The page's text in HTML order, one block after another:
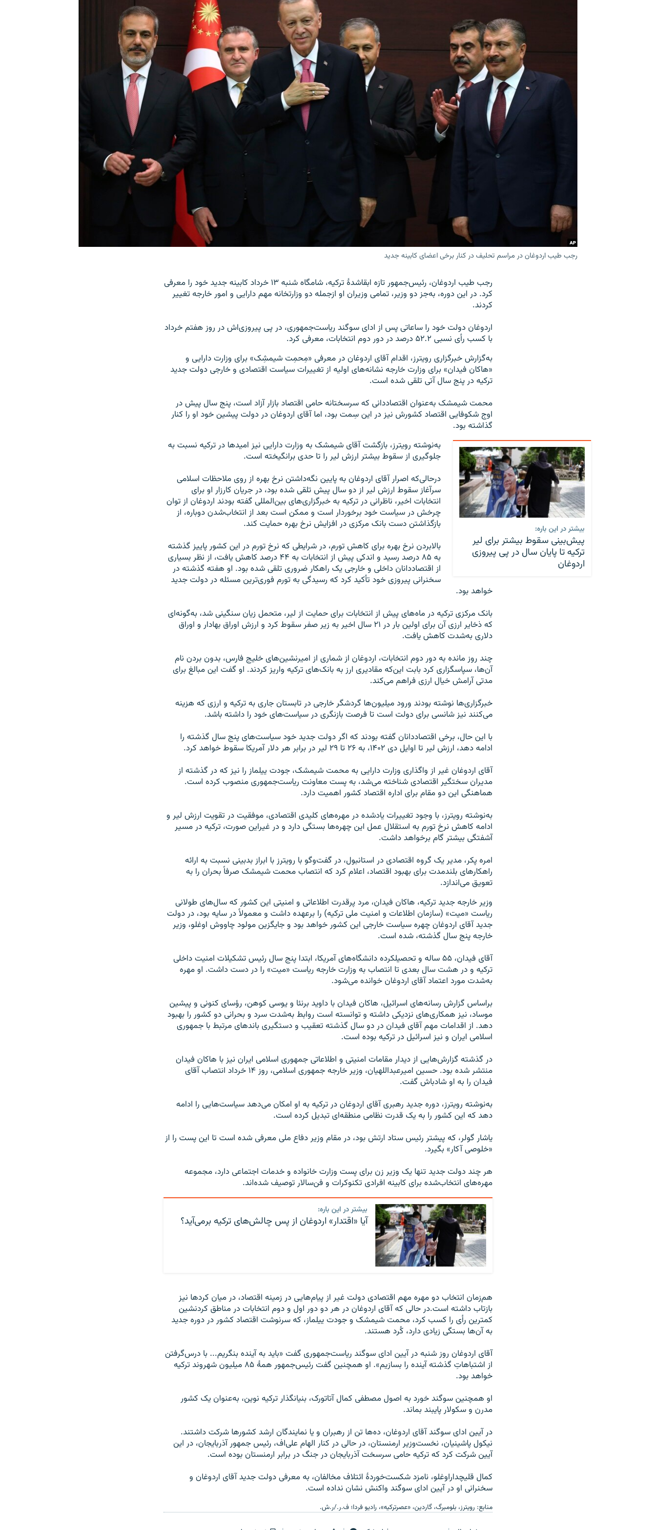
رجب طیب اردوغان در مراسم تحلیف در کنار برخی اعضای کابینه جدید
رجب طیب اردوغان، رئیس‌جمهور تازه ابقاشدۀ ترکیه، شامگاه شنبه ۱۳ خرداد کابینه جدید خود را معرفی
کرد. در این دوره، به‌جز دو وزیر، تمامی وزیران او ازجمله دو وزارتخانه‌ مهم دارایی و امور خارجه تغییر
کردند.
اردوغان دولت خود را ساعاتی پس از ادای سوگند ریاست‌جمهوری، در پی پیروزی‌اش در روز هفتم خرداد
با کسب رأی نسبی ۵۲.۲ درصد در دور دوم انتخابات، معرفی کرد.
به‌گزارش خبرگزاری رویترز، اقدام آقای اردوغان در معرفی «مِحمِت شیمشِک» برای وزارت دارایی و
«هاکان فیدان» برای وزارت خارجه نشانه‌های اولیه از تغییرات سیاست اقتصادی و خارجی دولت جدید
ترکیه در پنج سال آتی تلقی شده است.
محمت شیمشک به‌عنوان اقتصاددانی که سرسختانه حامی اقتصاد بازار آزاد است، پنج سال پیش در
اوج شکوفایی اقتصاد کشورش نیز در این سِمت بود، اما آقای اردوغان در دولت پیشین خود او را کنار
گذاشته بود.
بیشتر در این باره:
پیش‌بینی سقوط بیشتر برای لیر
ترکیه تا پایان سال در پی پیروزی
اردوغان
به‌نوشته رویترز، بازگشت آقای شیمشک به وزارت دارایی نیز امیدها در ترکیه نسبت به
جلوگیری از سقوط بیشتر ارزش لیر را تا حدی برانگیخته است.
درحالی‌که اصرار آقای اردوغان به پایین نگه‌داشتن نرخ بهره از روی ملاحظات اسلامی
سرآغاز سقوط ارزش لیر از دو سال پیش تلقی شده بود، در جریان کارزار او برای
انتخابات اخیر، ناظرانی در ترکیه به خبرگزاری‌های بین‌المللی گفته بودند اردوغان از توان
چرخش در سیاست خود برخوردار است و ممکن است بعد از انتخاب‌شدن دوباره، از
بازگذاشتن دست بانک مرکزی در افزایش نرخ بهره حمایت کند.
بالابردن نرخ بهره برای کاهش تورم، در شرایطی که نرخ تورم در این کشور پاییز گذشته
به ۸۵ درصد رسید و اندکی پیش از انتخابات به ۴۴ درصد کاهش یافت، از نظر بسیاری
از اقتصاددانان داخلی و خارجی یک راهکار ضروری تلقی شده بود. او هفته گذشته در
سخنرانی پیروزی خود تأکید کرد که رسیدگی به تورم فوری‌ترین مسئله در دولت جدید
خواهد بود.
بانک مرکزی ترکیه در ماه‌های پیش از انتخابات برای حمایت از لیر، متحمل زیان سنگینی شد، به‌گونه‌ای
که ذخایر ارزی آن برای اولین بار در ۲۱ سال اخیر به زیر صفر سقوط کرد و ارزش اوراق بهادار و اوراق
دلاری به‌شدت کاهش یافت.
چند روز مانده به دور دوم انتخابات، اردوغان از شماری از امیرنشین‌های خلیج فارس، بدون بردن نام
آن‌ها، سپاسگزاری کرد بابت این‌که مقادیری ارز به بانک‌های ترکیه واریز کردند. او گفت این مبالغ برای
مدتی آرامش خیال ارزی فراهم می‌کند.
خبرگزاری‌ها نوشته بودند ورود میلیون‌ها گردشگر خارجی در تابستان جاری به ترکیه و ارزی که هزینه
می‌کنند نیز شانسی برای دولت است تا فرصت بازنگری در سیاست‌های خود را داشته باشد.
با این حال، برخی اقتصاددانان گفته بودند که اگر دولت جدید خود سیاست‌های پنج سال گذشته را
ادامه دهد، ارزش لیر تا اوایل دی ۱۴۰۲، به ۲۶ تا ۲۹ لیر در برابر هر دلار آمریکا سقوط خواهد کرد.
آقای اردوغان غیر از واگذاری وزارت دارایی به محمت شیمشک، جودت ییلماز را نیز که در گذشته از
مدیران سختگیر اقتصادی شناخته می‌شد، به پست معاونت ریاست‌جمهوری منصوب کرده است.
هماهنگی این دو مقام برای اداره اقتصاد کشور اهمیت دارد.
به‌نوشته رویترز، با وجود تغییرات یادشده در مهره‌های کلیدی اقتصادی، موفقیت در تقویت ارزش لیر و
ادامه کاهش نرخ تورم به استقلال عمل این چهره‌ها بستگی دارد و در غیراین صورت، ترکیه در مسیر
آشفتگی بیشتر گام برخواهد داشت.
امره پکر، مدیر یک گروه اقتصادی در استانبول، در گفت‌وگو با رویترز با ابراز بدبینی نسبت به ارائه
راهکارهای بلندمدت برای بهبود اقتصاد، اعلام کرد که انتصاب محمت شیمشک صرفاً بحران را به
تعویق می‌اندازد.
وزیر خارجه جدید ترکیه، هاکان فیدان، مرد پرقدرت اطلاعاتی و امنیتی این کشور که سال‌های طولانی
ریاست «میت» (سازمان اطلاعات و امنیت ملی ترکیه) را برعهده داشت و معمولاً در سایه بود، در دولت
جدید آقای اردوغان چهره سیاست خارجی این کشور خواهد بود و جایگزین مولود چاووش اوغلو، وزیر
خارجه پنج سال گذشته، شده است.
آقای فیدان، ۵۵ ساله و تحصیلکرده دانشگاه‌های آمریکا، ابتدا پنج سال رئیس تشکیلات امنیت داخلی
ترکیه و در هشت سال بعدی تا انتصاب به وزارت خارجه ریاست «میت» را در دست داشت. او مهره
به‌شدت مورد اعتماد آقای اردوغان خوانده می‌شود.
براساس گزارش رسانه‌های اسرائیل، هاکان فیدان با داوید برنئا و یوسی کوهن، رؤسای کنونی و پیشین
موساد، نیز همکاری‌های نزدیکی داشته و توانسته است روابط به‌شدت سرد و بحرانی دو کشور را بهبود
دهد. از اقدامات مهم آقای فیدان در دو سال گذشته تعقیب و دستگیری باندهای مرتبط با جمهوری
اسلامی ایران و نیز اسرائیل در ترکیه بوده است.
در گذشته گزارش‌هایی از دیدار مقامات امنیتی و اطلاعاتی جمهوری اسلامی ایران نیز با هاکان فیدان
منتشر شده بود. حسین امیرعبداللهیان، وزیر خارجه جمهوری اسلامی، روز ۱۴ خرداد انتصاب آقای
فیدان را به او شادباش گفت.
به‌نوشته رویترز، دوره جدید رهبری آقای اردوغان در ترکیه به او امکان می‌دهد سیاست‌هایی را ادامه
دهد که این کشور را به یک قدرت نظامی منطقه‌ای تبدیل کرده است.
یاشار گولر، که پیشتر رئیس ستاد ارتش بود، در مقام وزیر دفاع ملی معرفی شده است تا این پست را از
«خلوصی آکار» بگیرد.
هر چند دولت جدید تنها یک وزیر زن برای پست وزارت خانواده و خدمات اجتماعی دارد، مجموعه
مهره‌های انتخاب‌شده برای کابینه افرادی تکنوکرات و فن‌سالار توصیف شده‌اند.
بیشتر در این باره:
آیا «اقتدار» اردوغان از پس چالش‌های ترکیه برمی‌آید؟
هم‌زمان انتخاب دو مهره مهم اقتصادی دولت غیر از پیام‌هایی در زمینه اقتصاد، در میان کردها نیز
بازتاب داشته است.در حالی که آقای اردوغان در هر دو دور اول و دوم انتخابات در مناطق کردنشین
کمترین رأی را کسب کرد، محمت شیمشک و جودت ییلماز، که سرنوشت اقتصاد کشور در دوره جدید
به آن‌ها بستگی زیادی دارد، کُرد هستند.
آقای اردوغان روز شنبه در آیین ادای سوگند ریاست‌جمهوری گفت «باید به آینده بنگریم... با درس‌گرفتن
از اشتباهاتِ گذشته آینده را بسازیم». او همچنین گفت رئیس‌جمهور همۀ ۸۵ میلیون شهروند ترکیه
خواهد بود.
او همچنین سوگند خورد به اصول مصطفی کمال آتاتورک، بنیانگذار ترکیه نوین، به‌عنوان یک کشور
مدرن و سکولار پایبند بماند.
در آیین ادای سوگند آقای اردوغان، ده‌ها تن از رهبران و یا نمایندگان ارشد کشورها شرکت داشتند.
نیکول پاشینیان، نخست‌وزیر ارمنستان، در حالی در کنار الهام علی‌اف، رئیس جمهور آذربایجان، در این
آیین شرکت کرد که ترکیه حامی سرسخت آذربایجان در جنگ در برابر ارمنستان بوده است.
کمال قلیچداراوغلو، نامزد شکست‌خوردۀ ائتلاف مخالفان، به معرفی دولت جدید آقای اردوغان و
سخنرانی او در آیین ادای سوگند واکنش نشان نداده است.
منابع: رویترز، بلومبرگ، گاردین، «عصرترکیه»، رادیو فردا؛ ف.ر./ر.ش.